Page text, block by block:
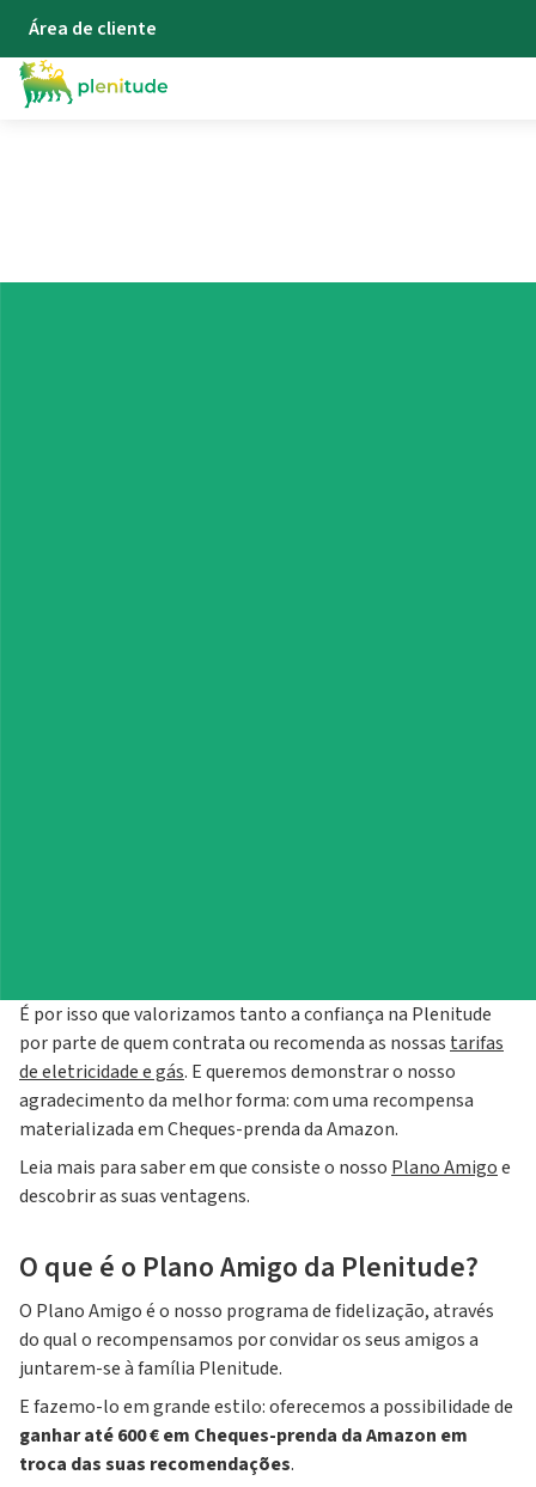
Área de cliente
É por isso que valorizamos tanto a confiança na Plenitude
por parte de quem contrata ou recomenda as nossas tarifas
de eletricidade e gás. E queremos demonstrar o nosso
agradecimento da melhor forma: com uma recompensa
materializada em Cheques-prenda da Amazon.
Leia mais para saber em que consiste o nosso Plano Amigoe
descobrir as suas ventagens.
O que é o Plano Amigo da Plenitude?
O Plano Amigo é o nosso programa de fidelização, através
do qual o recompensamos por convidar os seus amigos a
juntarem-se à família Plenitude.
E fazemo-lo em grande estilo: oferecemos a possibilidade de
ganhar até 600 € em Cheques-prenda da Amazon em
troca das suas recomendações.